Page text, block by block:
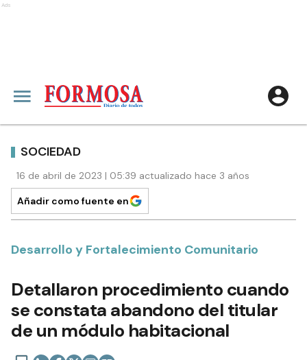
Ads
SOCIEDAD
16 de abril de 2023 | 05:39 actualizado hace 3 años
Añadir como fuente en
Desarrollo y Fortalecimiento Comunitario
Detallaron procedimiento cuando
se constata abandono del titular
de un módulo habitacional